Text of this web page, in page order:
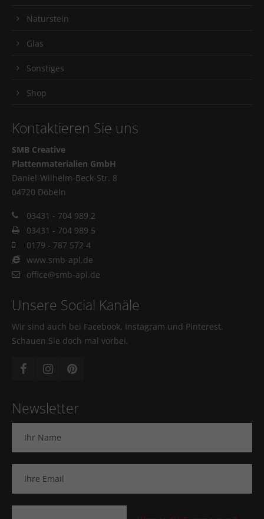
Naturstein
Glas
Sonstiges
Shop
Kontaktieren Sie uns
SMB Creative
Plattenmaterialien GmbH
Daniel-Wilhelm-Beck-Str. 8
04720 Döbeln
03431 - 704 989 2
03431 - 704 989 5
0179 - 787 572 4
www.smb-apl.de
office@smb-apl.de
Unsere Social Kanäle
Wir sind auch bei Facebook, Instagram und Pinterest.
Schauen Sie doch mal vorbei.
Newsletter